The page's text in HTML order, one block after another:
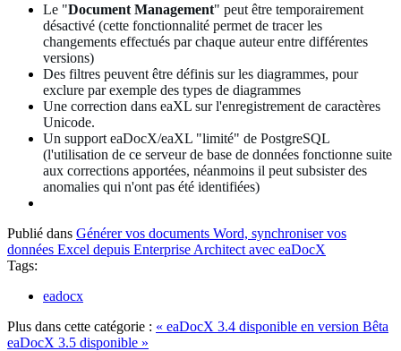
Le "Document Management" peut être temporairement
désactivé (cette fonctionnalité permet de tracer les
changements effectués par chaque auteur entre différentes
versions)
Des filtres peuvent être définis sur les diagrammes, pour
exclure par exemple des types de diagrammes
Une correction dans eaXL sur l'enregistrement de caractères
Unicode.
Un support eaDocX/eaXL "limité" de PostgreSQL
(l'utilisation de ce serveur de base de données fonctionne suite
aux corrections apportées, néanmoins il peut subsister des
anomalies qui n'ont pas été identifiées)
Publié dans Générer vos documents Word, synchroniser vos
données Excel depuis Enterprise Architect avec eaDocX
Tags:
eadocx
Plus dans cette catégorie : « eaDocX 3.4 disponible en version Bêta
eaDocX 3.5 disponible »